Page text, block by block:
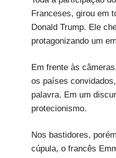
Franceses, girou em
Donald Trump. Ele
protagonizando um
Em frente às
os países
palavra. Em um
protecionismo.
Nos bastidores,
cúpula, o francês